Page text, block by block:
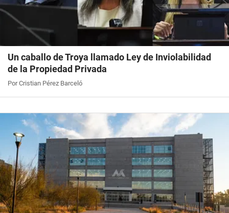
Un caballo de Troya llamado Ley de Inviolabilidad
de la Propiedad Privada
Por Cristian Pérez Barceló